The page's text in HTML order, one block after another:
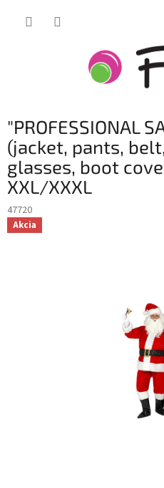
"PROFESSIONAL
(jacket, pants,
glasses, boot
XXL/XXXL
47720
Akcia